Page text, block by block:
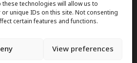
technologies will allow us to
unique IDs on this site. Not consenting
certain features and functions.
View preferences
verify official rules